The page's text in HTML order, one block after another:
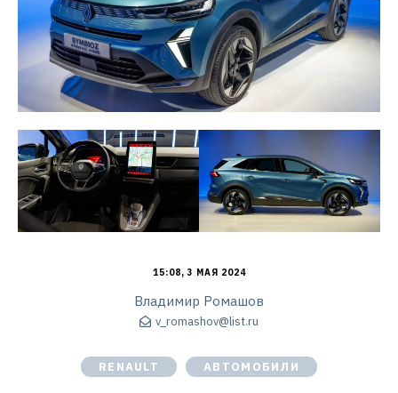
15:08, 3 МАЯ 2024
Владимир Ромашов
v_romashov@list.ru
RENAULT АВТОМОБИЛИ